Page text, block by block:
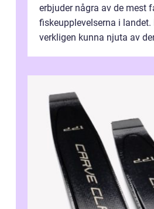
erbjuder några av de mest
fiskeupplevelserna i
verkligen kunna njuta av